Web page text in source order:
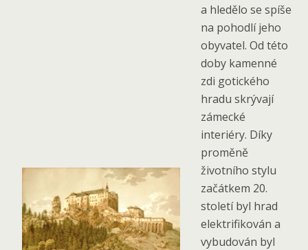
a hledělo se spíše
na pohodlí jeho
obyvatel. Od této
doby kamenné
zdi gotického
hradu skrývají
zámecké
interiéry. Díky
proměně
životního stylu
začátkem 20.
století byl hrad
elektrifikován a
vybudován byl